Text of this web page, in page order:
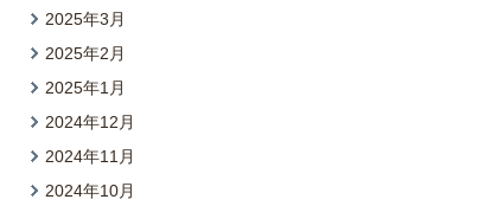
2025年3月
2025年2月
2025年1月
2024年12月
2024年11月
2024年10月